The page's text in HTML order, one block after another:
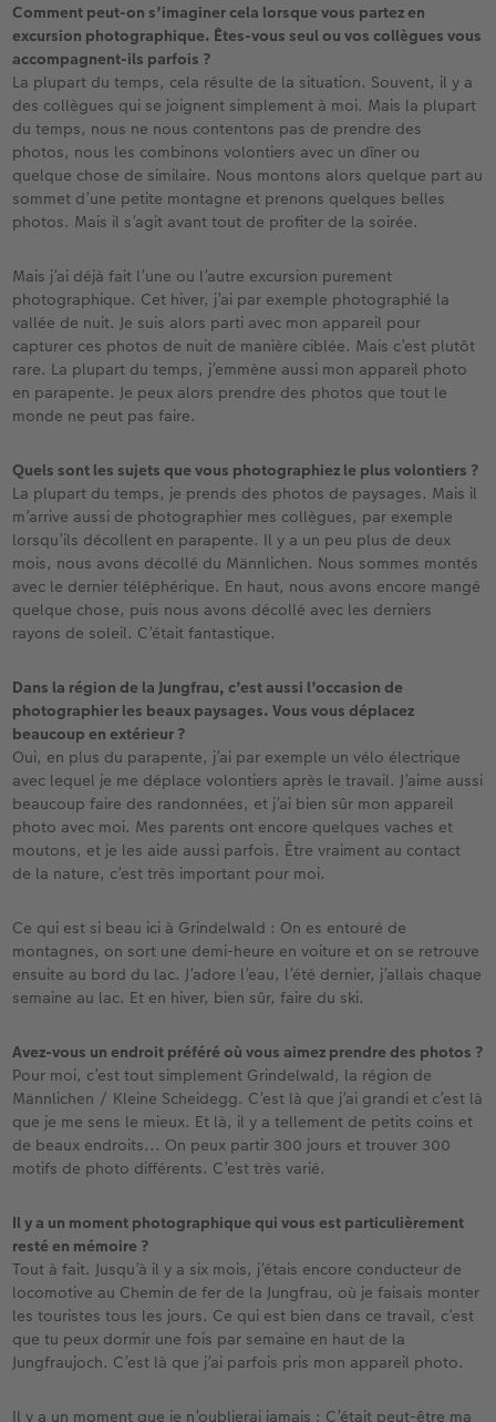
Comment peut-on s’imaginer cela lorsque vous partez en
excursion photographique. Êtes-vous seul ou vos collègues vous
accompagnent-ils parfois ?
La plupart du temps, cela résulte de la situation. Souvent, il y a
des collègues qui se joignent simplement à moi. Mais la plupart
du temps, nous ne nous contentons pas de prendre des
photos, nous les combinons volontiers avec un dîner ou
quelque chose de similaire. Nous montons alors quelque part au
sommet d’une petite montagne et prenons quelques belles
photos. Mais il s’agit avant tout de profiter de la soirée.
Mais j’ai déjà fait l’une ou l’autre excursion purement
photographique. Cet hiver, j’ai par exemple photographié la
vallée de nuit. Je suis alors parti avec mon appareil pour
capturer ces photos de nuit de manière ciblée. Mais c’est plutôt
rare. La plupart du temps, j’emmène aussi mon appareil photo
en parapente. Je peux alors prendre des photos que tout le
monde ne peut pas faire.
Quels sont les sujets que vous photographiez le plus volontiers ?
La plupart du temps, je prends des photos de paysages. Mais il
m’arrive aussi de photographier mes collègues, par exemple
lorsqu’ils décollent en parapente. Il y a un peu plus de deux
mois, nous avons décollé du Männlichen. Nous sommes montés
avec le dernier téléphérique. En haut, nous avons encore mangé
quelque chose, puis nous avons décollé avec les derniers
rayons de soleil. C’était fantastique.
Dans la région de la Jungfrau, c’est aussi l’occasion de
photographier les beaux paysages. Vous vous déplacez
beaucoup en extérieur ?
Oui, en plus du parapente, j’ai par exemple un vélo électrique
avec lequel je me déplace volontiers après le travail. J’aime aussi
beaucoup faire des randonnées, et j’ai bien sûr mon appareil
photo avec moi. Mes parents ont encore quelques vaches et
moutons, et je les aide aussi parfois. Être vraiment au contact
de la nature, c’est très important pour moi.
Ce qui est si beau ici à Grindelwald : On es entouré de
montagnes, on sort une demi-heure en voiture et on se retrouve
ensuite au bord du lac. J’adore l’eau, l’été dernier, j’allais chaque
semaine au lac. Et en hiver, bien sûr, faire du ski.
Avez-vous un endroit préféré où vous aimez prendre des photos ?
Pour moi, c’est tout simplement Grindelwald, la région de
Männlichen / Kleine Scheidegg. C’est là que j’ai grandi et c’est là
que je me sens le mieux. Et là, il y a tellement de petits coins et
de beaux endroits... On peux partir 300 jours et trouver 300
motifs de photo différents. C’est très varié.
Il y a un moment photographique qui vous est particulièrement
resté en mémoire ?
Tout à fait. Jusqu’à il y a six mois, j’étais encore conducteur de
locomotive au Chemin de fer de la Jungfrau, où je faisais monter
les touristes tous les jours. Ce qui est bien dans ce travail, c’est
que tu peux dormir une fois par semaine en haut de la
Jungfraujoch. C’est là que j’ai parfois pris mon appareil photo.
Il y a un moment que je n’oublierai jamais : C’était peut-être ma